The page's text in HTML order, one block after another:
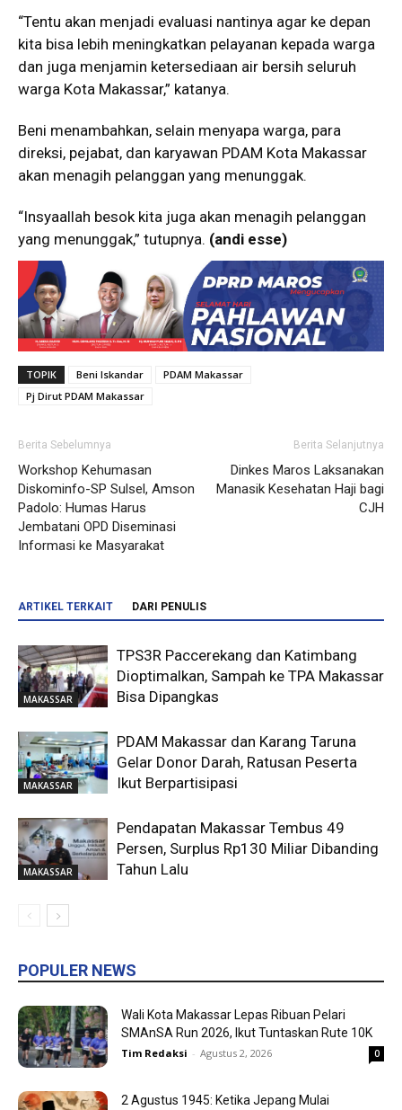
“Tentu akan menjadi evaluasi nantinya agar ke depan
kita bisa lebih meningkatkan pelayanan kepada warga
dan juga menjamin ketersediaan air bersih seluruh
warga Kota Makassar,” katanya.
Beni menambahkan, selain menyapa warga, para
direksi, pejabat, dan karyawan PDAM Kota Makassar
akan menagih pelanggan yang menunggak.
“Insyaallah besok kita juga akan menagih pelanggan
yang menunggak,” tutupnya. (andi esse)
TOPIK Beni Iskandar
PDAM Makassar
Pj Dirut PDAM Makassar
Berita Sebelumnya
Workshop Kehumasan
Diskominfo-SP Sulsel, Amson
Padolo: Humas Harus
Jembatani OPD Diseminasi
Informasi ke Masyarakat
Berita Selanjutnya
Dinkes Maros Laksanakan
Manasik Kesehatan Haji bagi
CJH
ARTIKEL TERKAIT DARI PENULIS
MAKASSAR
TPS3R Paccerekang dan Katimbang
Dioptimalkan, Sampah ke TPA Makassar
Bisa Dipangkas
MAKASSAR
PDAM Makassar dan Karang Taruna
Gelar Donor Darah, Ratusan Peserta
Ikut Berpartisipasi
MAKASSAR
Pendapatan Makassar Tembus 49
Persen, Surplus Rp130 Miliar Dibanding
Tahun Lalu
POPULER NEWS
Wali Kota Makassar Lepas Ribuan Pelari
SMAnSA Run 2026, Ikut Tuntaskan Rute 10K
Tim Redaksi - Agustus 2, 2026 0
2 Agustus 1945: Ketika Jepang Mulai